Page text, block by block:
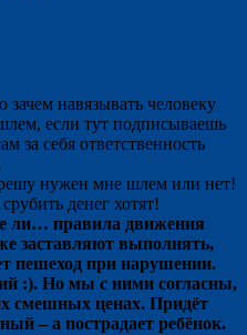
навязывать человеку
если тут подписываешь
за себя ответственность
нужен мне шлем или нет!
денег хотят!
ли… правила движения
заставляют выполнять,
пешеход при нарушении.
:). Но мы с ними согласны,
смешных ценах. Придёт
– а пострадает ребёнок.